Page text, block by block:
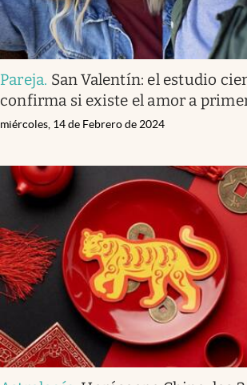
Pareja. San Valentín: el estudio
confirma si existe el amor a
miércoles, 14 de Febrero de 2024